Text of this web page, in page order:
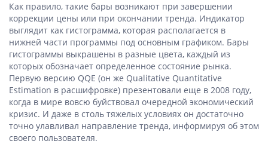
Как правило, такие бары возникают при завершении
коррекции цены или при окончании тренда. Индикатор
выглядит как гистограмма, которая располагается в
нижней части программы под основным графиком. Бары
гистограммы выкрашены в разные цвета, каждый из
которых обозначает определенное состояние рынка.
Первую версию QQE (он же Qualitative Quantitative
Estimation в расшифровке) презентовали еще в 2008 году,
когда в мире вовсю буйствовал очередной экономический
кризис. И даже в столь тяжелых условиях он достаточно
точно улавливал направление тренда, информируя об этом
своего пользователя.